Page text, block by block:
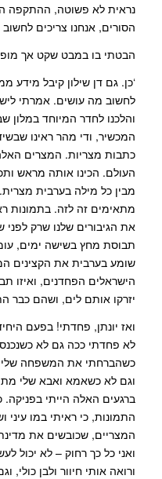
נראית לא פשוטה, ההתקפה
הסורים, אנחנו צריכים
הבטתי בו במבט שקט אך
‘כן. גם דן שילון קיבל מידע
לחשוב מה עושים. אמרתי
והלכנו לחדר המיוחד במלון
המכשיר, ודי מהר ראינו
כתבות מצריות. המצרים
העולם. הכינו אותה מראש
מבין כל מילה בערבית
מתאימים זה לזה. בתמונות
את הגיבורים שלנו שרק לפני
תבוסת מחץ בשישה ימים,
שומע בערבית את הקצינים
הישראלים הפחדנים, ואיזו
יזרקו אותם לים, ושהם כבר
ואז יונתן, פחדתי! בפעם
לא פחדתי ככה גם לא
כשהברחתי את המשפחה שלי
וגם לא כשאמא ואבא שלי
ברגעים האלה הייתי
התמונות, כי ראיתי במו עיני
המצריים, שכובשים את
ואני כל כך רחוק – לא יכול
ורואה אותי חיוור ולבן